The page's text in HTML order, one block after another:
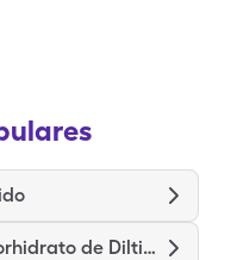
Clorhidrato de Diltiazem de liberación prolongada